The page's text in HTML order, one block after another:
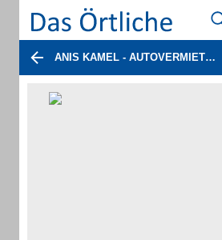
ANIS KAMEL - AUTOVERMIETUNG